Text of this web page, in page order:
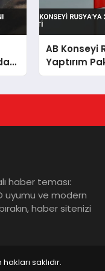
AB Konseyi
Yaptırım
haber teması:
uyumu ve modern
haber sitenizi
saklıdır.